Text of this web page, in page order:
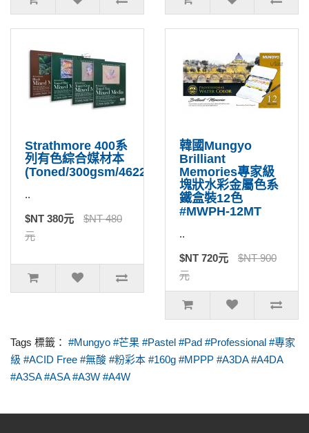
Strathmore 400系
列有色綜合媒材本
(Toned/300gsm/462209)
..
$NT 380元
$NT 480
元
韓國Mungyo
Brilliant
Memories專家級
塊狀水彩金屬色系
鐵盒裝12色
#MWPH-12MT
..
$NT 720元
$NT 900
元
Tags 標籤： #Mungyo #芒果 #Pastel #Pad #Professional #專家
級 #ACID Free #無酸 #粉彩本 #160g #MPPP #A3DA #A4DA
#A3SA #ASA #A3W #A4W